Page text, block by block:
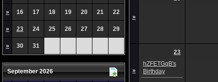
» 16 17 18 19 20 21 22
» 23 24 25 26 27 28 29
» 30 31
September 2026
»
»
23
hZFETGqB's
Birthday